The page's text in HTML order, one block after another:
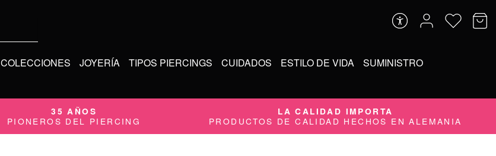
COLECCIONES JOYERÍA TIPOS PIERCINGS CUIDADOS ESTILO DE VIDA SUMINISTRO
35 AÑOS
PIONEROS DEL PIERCING
LA CALIDAD IMPORTA
PRODUCTOS DE CALIDAD HECHOS EN ALEMANIA